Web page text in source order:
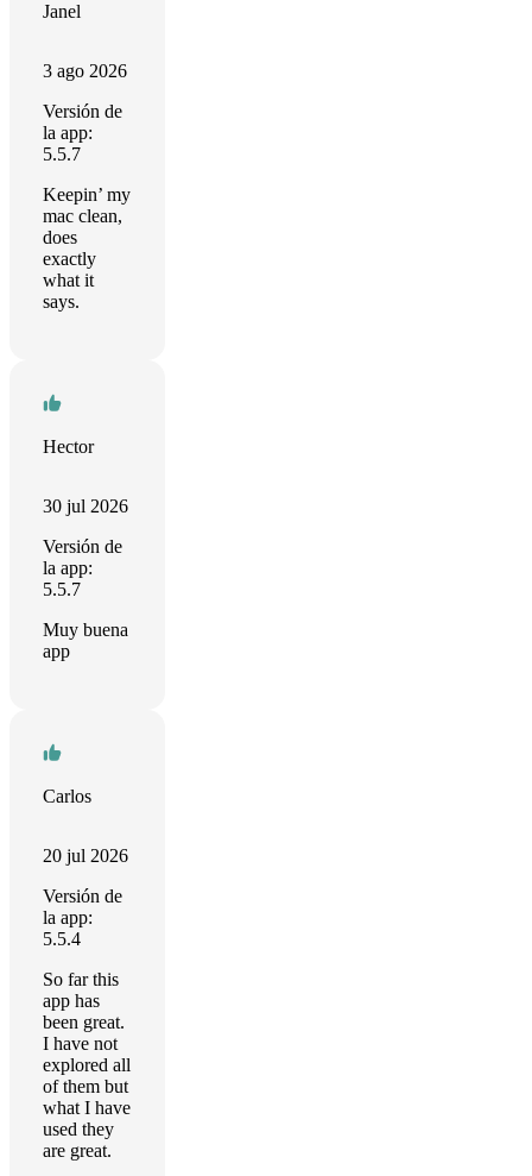
Janel
3 ago 2026
Versión de
la app:
5.5.7
Keepin’ my
mac clean,
does
exactly
what it
says.
Hector
30 jul 2026
Versión de
la app:
5.5.7
Muy buena
app
Carlos
20 jul 2026
Versión de
la app:
5.5.4
So far this
app has
been great.
I have not
explored all
of them but
what I have
used they
are great.